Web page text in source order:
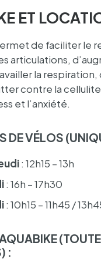
ET
de faci­li­ter le
arti­cu­la­tions,
la
contre la
et l’an­xiété.
DE VÉLOS
: 12h15 – 13h
: 16h – 17h30
: 10h15 – 11h45 /
: